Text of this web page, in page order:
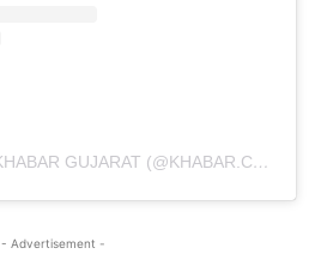
A POST SHARED BY KHABAR GUJARAT (@KHABAR.COMMUNICATION)
- Advertisement -